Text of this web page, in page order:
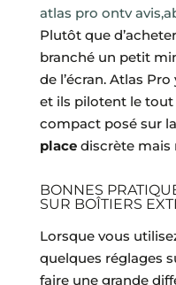
atlas pro ontv
Plutôt que
branché un petit
de l’écran. Atlas
et ils pilotent le tout
compact posé sur
placediscrète mais
BONNES
SUR BOÎTIERS
Lorsque vous
quelques réglages
faire une grande